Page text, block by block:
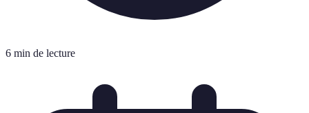
6 min de lecture